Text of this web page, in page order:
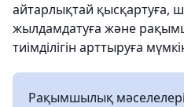
айтарлықтай қысқартуға,
жылдамдатуға және
тиімділігін арттыруға
Рақымшылық